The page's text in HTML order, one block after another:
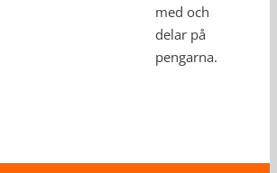
med och
delar på
pengarna.